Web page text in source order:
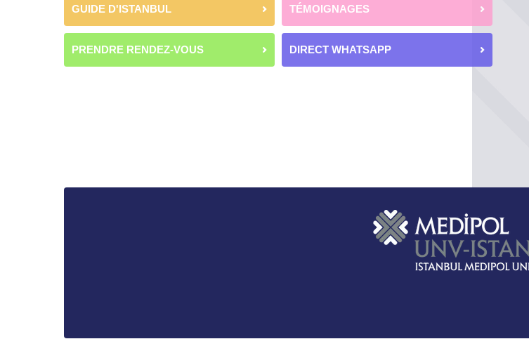
GUIDE D'ISTANBUL TÉMOIGNAGES
PRENDRE RENDEZ-VOUS DIRECT WHATSAPP